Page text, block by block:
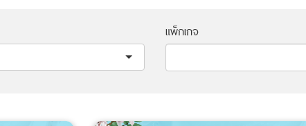
แพ็กเกจ